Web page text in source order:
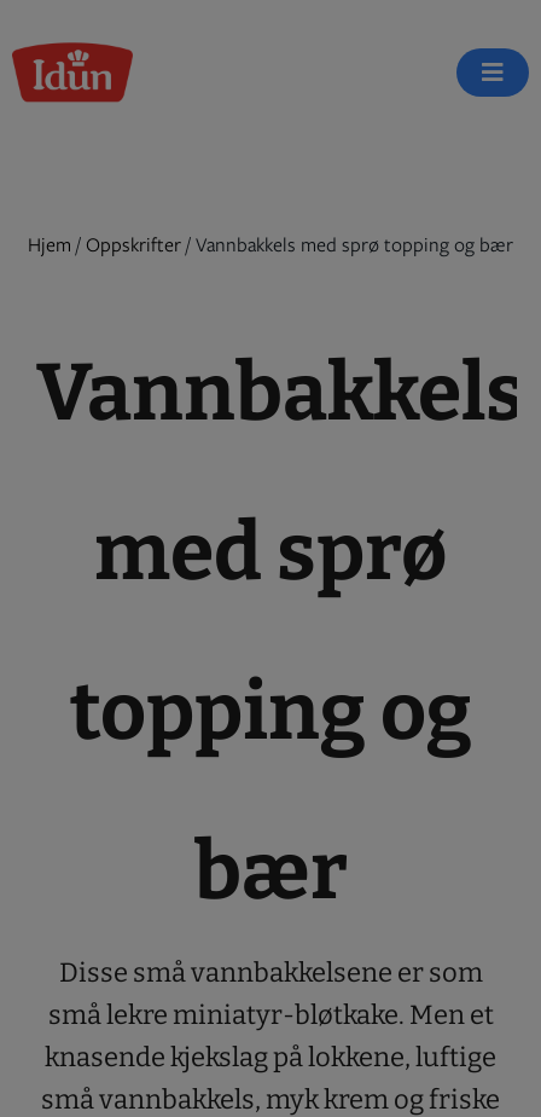
to
content
Hjem / Oppskrifter/Vannbakkels med sprø topping og bær
Vannbakkels
med sprø
topping og
bær
Disse små vannbakkelsene er som
små lekre miniatyr-bløtkake. Men et
knasende kjekslag på lokkene, luftige
små vannbakkels, myk krem og friske